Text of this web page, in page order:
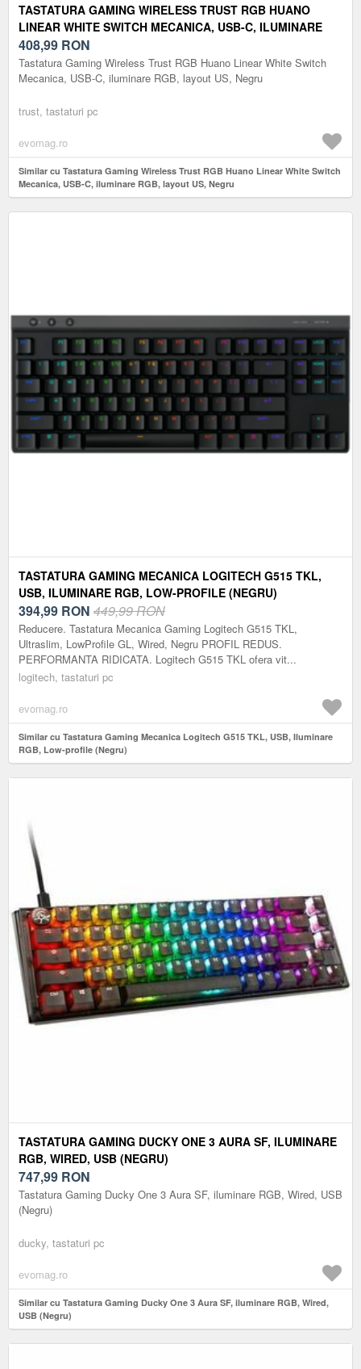
TASTATURA GAMING WIRELESS TRUST RGB HUANO
LINEAR WHITE SWITCH MECANICA, USB-C, ILUMINARE
RGB, LAYOUT US, NEGRU
408,99 RON
Tastatura Gaming Wireless Trust RGB Huano Linear White Switch
Mecanica, USB-C, iluminare RGB, layout US, Negru
trust, tastaturi pc
evomag.ro
Similar cu Tastatura Gaming Wireless Trust RGB Huano Linear White Switch
Mecanica, USB-C, iluminare RGB, layout US, Negru
TASTATURA GAMING MECANICA LOGITECH G515 TKL,
USB, ILUMINARE RGB, LOW-PROFILE (NEGRU)
394,99 RON 449,99 RON
Reducere. Tastatura Mecanica Gaming Logitech G515 TKL,
Ultraslim, LowProfile GL, Wired, Negru PROFIL REDUS.
PERFORMANTA RIDICATA. Logitech G515 TKL ofera vit...
logitech, tastaturi pc
evomag.ro
Similar cu Tastatura Gaming Mecanica Logitech G515 TKL, USB, Iluminare
RGB, Low-profile (Negru)
TASTATURA GAMING DUCKY ONE 3 AURA SF, ILUMINARE
RGB, WIRED, USB (NEGRU)
747,99 RON
Tastatura Gaming Ducky One 3 Aura SF, iluminare RGB, Wired, USB
(Negru)
ducky, tastaturi pc
evomag.ro
Similar cu Tastatura Gaming Ducky One 3 Aura SF, iluminare RGB, Wired,
USB (Negru)